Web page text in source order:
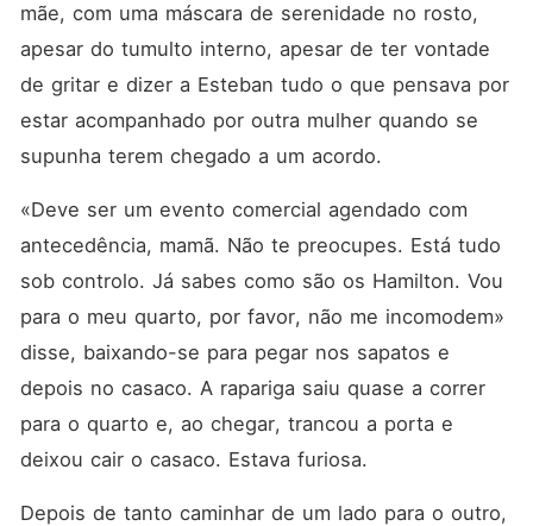
mãe, com uma máscara de serenidade no rosto,
apesar do tumulto interno, apesar de ter vontade
de gritar e dizer a Esteban tudo o que pensava por
estar acompanhado por outra mulher quando se
supunha terem chegado a um acordo.
«Deve ser um evento comercial agendado com
antecedência, mamã. Não te preocupes. Está tudo
sob controlo. Já sabes como são os Hamilton. Vou
para o meu quarto, por favor, não me incomodem»
disse, baixando-se para pegar nos sapatos e
depois no casaco. A rapariga saiu quase a correr
para o quarto e, ao chegar, trancou a porta e
deixou cair o casaco. Estava furiosa.
Depois de tanto caminhar de um lado para o outro,